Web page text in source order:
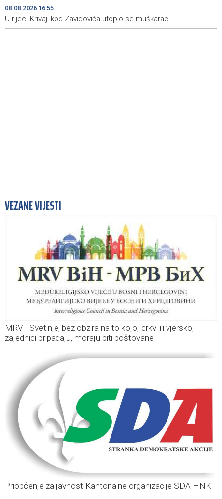
17:15
'Pekijada' u Varešu okupila 37 ekipa iz četiri države
regiona
08.08.2026 16:55
U rijeci Krivaji kod Zavidovića utopio se muškarac
VEZANE VIJESTI
MRV - Svetinje, bez obzira na to kojoj crkvi ili vjerskoj
zajednici pripadaju, moraju biti poštovane
Priopćenje za javnost Kantonalne organizacije SDA HNK